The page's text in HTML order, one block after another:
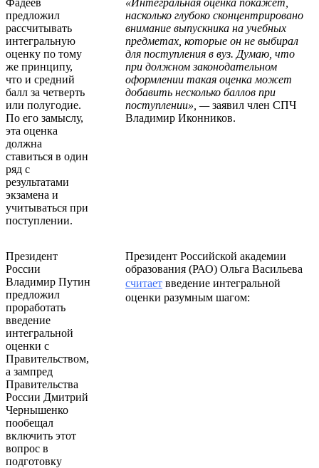
предложил
рассчитывать
интегральную
оценку по тому
же принципу,
что и средний
балл за четверть
или полугодие.
По его замыслу,
эта оценка
должна
ставиться в один
ряд с
результатами
экзамена и
учитываться при
поступлении.
насколько глубоко сконцентрировано
внимание выпускника на учебных
предметах, которые он не выбирал
для поступления в вуз. Думаю, что
при должном законодательном
оформлении такая оценка может
добавить несколько баллов при
поступлении», —заявил член СПЧ
Владимир Иконников.
Президент
России
Владимир Путин
предложил
проработать
введение
интегральной
оценки с
Правительством,
а зампред
Правительства
России Дмитрий
Чернышенко
пообещал
включить этот
вопрос в
подготовку
Президент Российской академии
образования (РАО) Ольга Васильева
считает введение интегральной
оценки разумным шагом: